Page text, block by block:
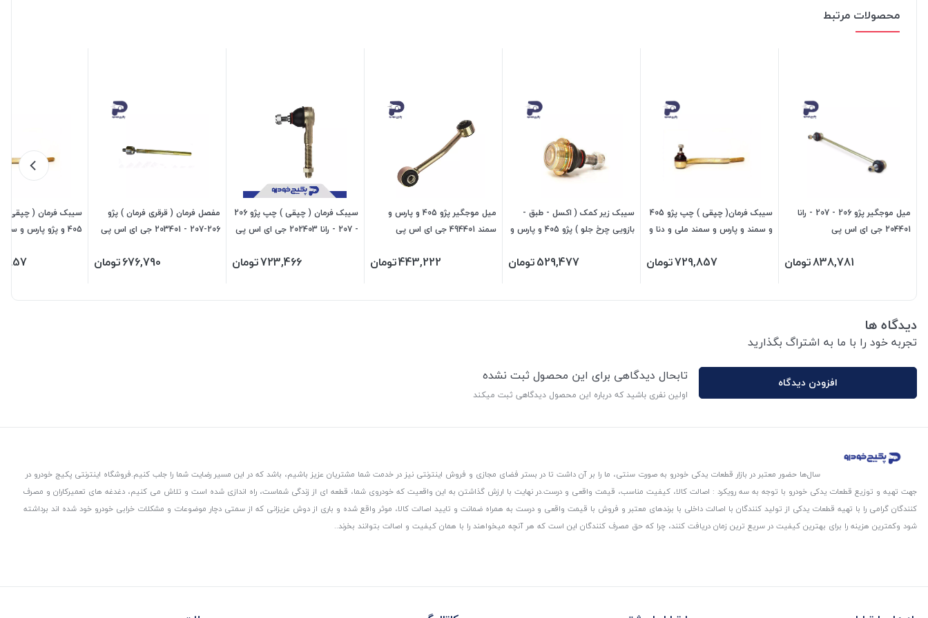
محصولات مرتبط
میل موجگیر پژو 206 - 207 - رانا
204401 جی ای اس پی
838,781تومان
سیبک فرمان( چپقی ) چپ پژو 405
و سمند و پارس و سمند ملی و دنا و
729,857تومان
سیبک زیر کمک ( اکسل - طبق -
بازویی چرخ جلو ) پژو 405 و پارس و
529,477تومان
میل موجگیر پژو 405 و پارس و
سمند 494401 جی ای اس پی
443,222تومان
سیبک فرمان ( چپقی ) چپ پژو 206
- 207 - رانا 202403 جی ای اس پی
723,466تومان
مفصل فرمان ( قرقری فرمان ) پژو
206-207 - 203401 جی ای اس پی
676,790تومان
سیبک فرمان ( چپقی )
405 و پژو پارس و
دیدگاه ها
تجربه خود را با ما به اشتراگ بگذارید
افزودن دیدگاه تابحال دیدگاهی برای این محصول ثبت نشده
اولین نفری باشید که درباره این محصول دیدگاهی ثبت میکند
سال‌ها حضور معتبر در بازار قطعات یدکی خودرو به صورت سنتی، ما را بر آن داشت تا در بستر فضای مجازی و فروش اینترنتی نیز در خدمت شما مشتریان عزیز باشیم، باشد که در این مسیر رضایت شما را جلب کنیم.فروشگاه اینترنتی پکیج خودرو در
جهت تهیه و توزیع قطعات یدکی خودرو با توجه به سه رویکرد : اصالت کالا، کیفیت مناسب، قیمت واقعی و درست.در نهایت با ارزش گذاشتن به این واقعیت که خودروی شما، قطعه ای از زندگی شماست، راه اندازی شده است و تلاش می کنیم، دغدغه های تعمیرکاران و مصرف
کنندگان گرامی را با تهیه قطعات یدکی از تولید کنندگان با اصالت داخلی با برندهای معتبر و فروش با قیمت واقعی و درست به همراه ضمانت و تایید اصالت کالا، موثر واقع شده و باری از دوش عزیزانی که از سمتی دچار موضوعات و مشکلات خرابی خودرو خود شده اند برداشته
شود و‌کمترین هزینه را برای بهترین کیفیت در سریع ترین زمان دریافت کنند، چرا که حق مصرف کنندگان این است که هر آنچه میخواهند را با همان کیفیت و اصالت بتوانند بخرند..